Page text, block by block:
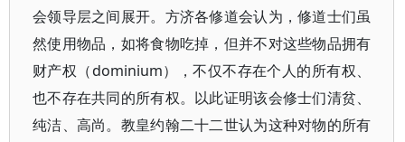
会领导层之间展开。方济各修道会认为，修道士们虽
然使用物品，如将食物吃掉，但并不对这些物品拥有
财产权（dominium），不仅不存在个人的所有权、
也不存在共同的所有权。以此证明该会修士们清贫、
纯洁、高尚。教皇约翰二十二世认为这种对物的所有